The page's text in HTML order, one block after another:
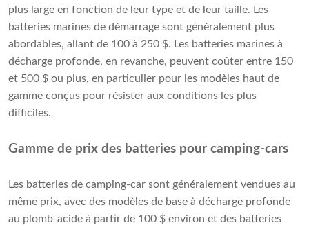
plus large en fonction de leur type et de leur taille. Les
batteries marines de démarrage sont généralement plus
abordables, allant de 100 à 250 $. Les batteries marines à
décharge profonde, en revanche, peuvent coûter entre 150
et 500 $ ou plus, en particulier pour les modèles haut de
gamme conçus pour résister aux conditions les plus
difficiles.
Gamme de prix des batteries pour camping-cars
Les batteries de camping-car sont généralement vendues au
même prix, avec des modèles de base à décharge profonde
au plomb-acide à partir de 100 $ environ et des batteries